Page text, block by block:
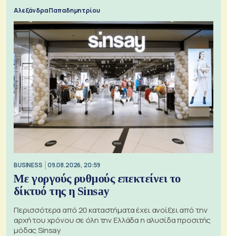
Αλεξάνδρα Παπαδημητρίου
BUSINESS 09.08.2026, 20:59
Με γοργούς ρυθμούς επεκτείνει το
δίκτυό της η Sinsay
Περισσότερα από 20 καταστήματα έχει ανοίξει από την
αρχή του χρόνου σε όλη την Ελλάδα η αλυσίδα προσιτής
μόδας Sinsay